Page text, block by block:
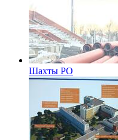
Шахты РО